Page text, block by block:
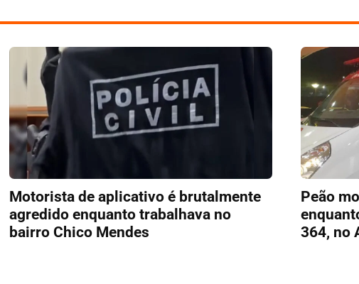
Motorista de aplicativo é brutalmente
agredido enquanto trabalhava no
bairro Chico Mendes
Peão
364, no